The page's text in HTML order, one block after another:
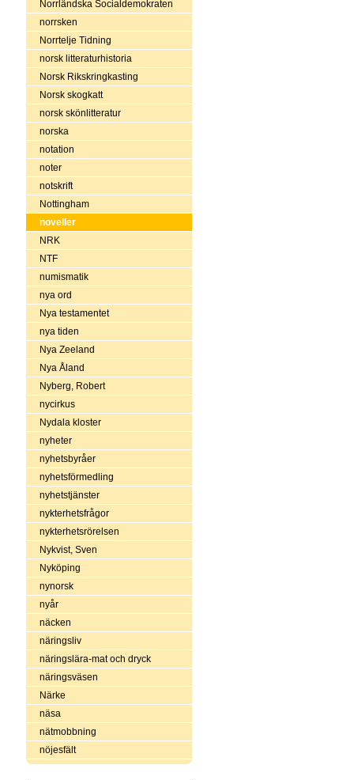
Norrländska Socialdemokraten
norrsken
Norrtelje Tidning
norsk litteraturhistoria
Norsk Rikskringkasting
Norsk skogkatt
norsk skönlitteratur
norska
notation
noter
notskrift
Nottingham
noveller
NRK
NTF
numismatik
nya ord
Nya testamentet
nya tiden
Nya Zeeland
Nya Åland
Nyberg, Robert
nycirkus
Nydala kloster
nyheter
nyhetsbyråer
nyhetsförmedling
nyhetstjänster
nykterhetsfrågor
nykterhetsrörelsen
Nykvist, Sven
Nyköping
nynorsk
nyår
näcken
näringsliv
näringslära-mat och dryck
näringsväsen
Närke
näsa
nätmobbning
nöjesfält